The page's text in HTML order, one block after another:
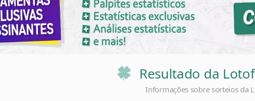
Resultado da
Informações sobre sorteios da